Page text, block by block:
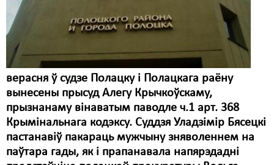
верасня ў судзе Полацку і Полацкага раёну
вынесены прысуд Алегу Крычкоўскаму,
прызнанаму вінаватым паводле ч.1 арт. 368
Крымінальнага кодэксу. Суддзя Уладзімір Бясецкі
пастанавіў пакараць мужчыну зняволеннем на
паўтара гады, як і прапанавала напярэдадні